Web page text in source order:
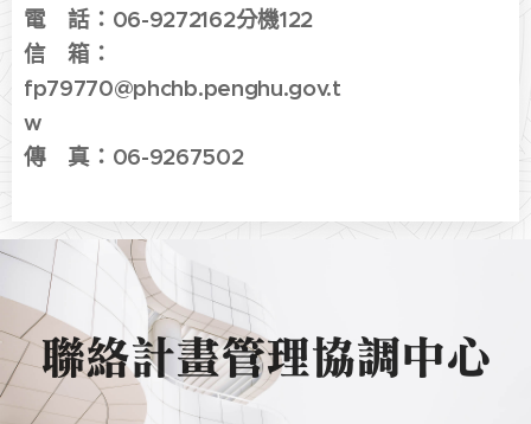
電 話： 06-9272162分機122
信 箱：
fp79770@phchb.penghu.gov.t
w
傳 真： 06-9267502
聯絡計畫管理協調中心